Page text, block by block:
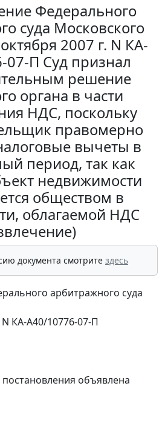
Федерального
суда Московского
2007 г. N КА-
07-П Суд признал
решение
органа в части
НДС, поскольку
правомерно
вычеты в
период, так как
недвижимости
обществом в
облагаемой НДС
документа смотрите здесь
арбитражного суда
N КА-А40/10776-07-П
объявлена